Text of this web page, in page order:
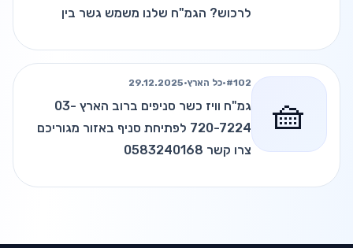
לרכוש? הגמ"ח שלנו משמש גשר בין
🧺
#102
•כל הארץ•
29.12.2025
גמ"ח וויז כשר סניפים ברוב הארץ 03-
720-7224 לפתיחת סניף באזור מגוריכם
צרו קשר 0583240168